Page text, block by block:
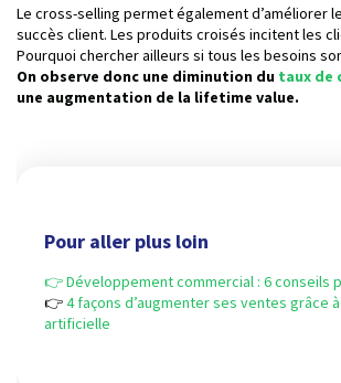
Le cross-selling permet également d’améliorer
succès client. Les produits croisés incitent les
Pourquoi chercher ailleurs si tous les besoins
On observe donc une diminution du taux de
une augmentation de la lifetime value.
Pour aller plus loin
👉 Développement commercial : 6 conseils
👉4 façons d’augmenter ses ventes grâce
artificielle